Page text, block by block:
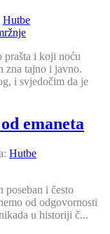
Hutbe
i koji noću
zna tajno i javno.
i svjedočim da je
emaneta
Hutbe
poseban i često
od odgovornosti
u historiji č...